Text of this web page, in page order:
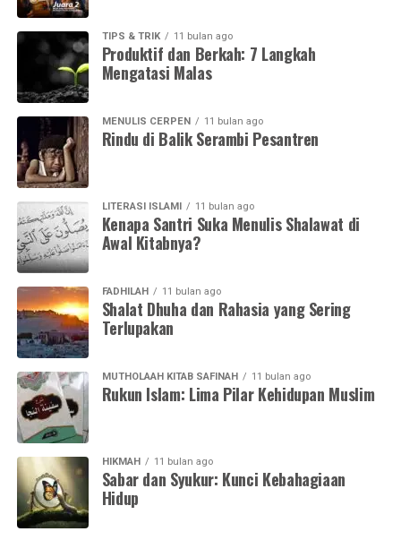
TIPS & TRIK 11 bulan ago
Produktif dan Berkah: 7 Langkah
Mengatasi Malas
MENULIS CERPEN 11 bulan ago
Rindu di Balik Serambi Pesantren
LITERASI ISLAMI 11 bulan ago
Kenapa Santri Suka Menulis Shalawat di
Awal Kitabnya?
FADHILAH 11 bulan ago
Shalat Dhuha dan Rahasia yang Sering
Terlupakan
MUTHOLAAH KITAB SAFINAH 11 bulan ago
Rukun Islam: Lima Pilar Kehidupan Muslim
HIKMAH 11 bulan ago
Sabar dan Syukur: Kunci Kebahagiaan
Hidup